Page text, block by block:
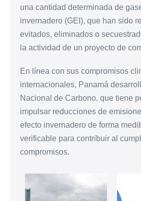
una cantidad determinada de
invernadero (GEI), que han sido
evitados, eliminados o
la actividad de un proyecto de
En línea con sus compromisos
internacionales, Panamá
Nacional de Carbono, que tiene
impulsar reducciones de
efecto invernadero de forma
verificable para contribuir al
compromisos.